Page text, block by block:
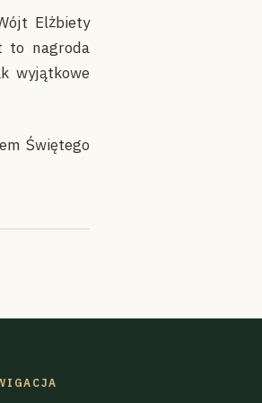
Elżbiety
to nagroda
wyjątkowe
Świętego